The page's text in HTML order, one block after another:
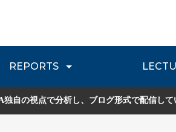
REPORTS
JOURNEY REVIEW
自の視点で分析し、ブログ形式で配信して